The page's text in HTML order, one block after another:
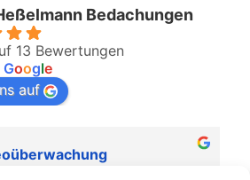
Bedachungen
13 Bewertungen
Google
auf